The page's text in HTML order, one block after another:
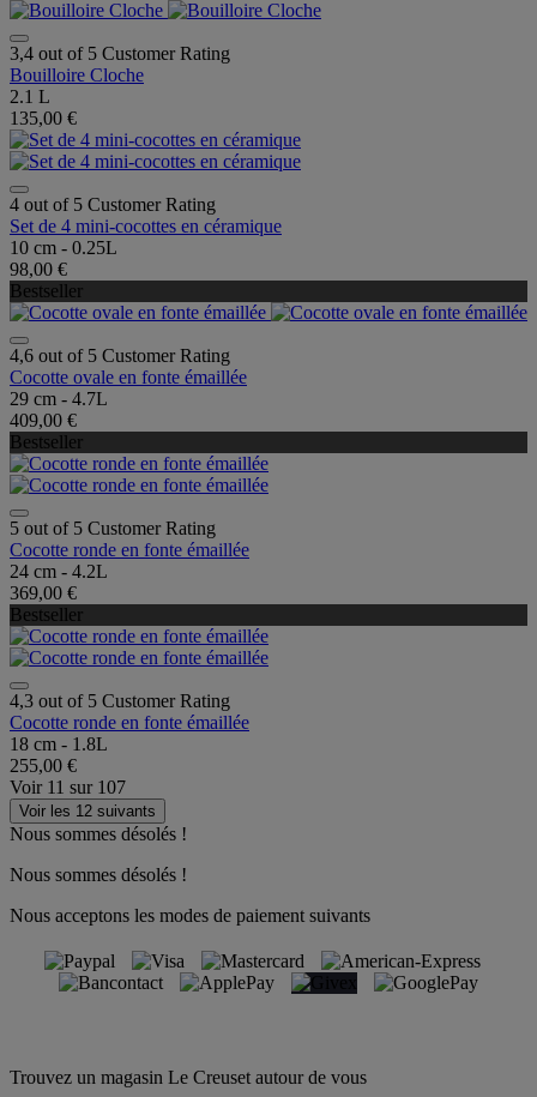
3,4 out of 5 Customer Rating
Bouilloire Cloche
2.1 L
135,00 €
4 out of 5 Customer Rating
Set de 4 mini-cocottes en céramique
10 cm - 0.25L
98,00 €
Bestseller
4,6 out of 5 Customer Rating
Cocotte ovale en fonte émaillée
29 cm - 4.7L
409,00 €
Bestseller
5 out of 5 Customer Rating
Cocotte ronde en fonte émaillée
24 cm - 4.2L
369,00 €
Bestseller
4,3 out of 5 Customer Rating
Cocotte ronde en fonte émaillée
18 cm - 1.8L
255,00 €
Voir 11 sur 107
Voir les 12 suivants
Nous sommes désolés !
Nous sommes désolés !
Nous acceptons les modes de paiement suivants
Trouvez un magasin Le Creuset autour de vous